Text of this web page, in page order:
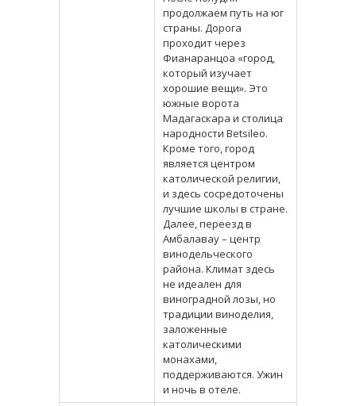
продолжаем путь на юг
страны. Дорога
проходит через
Фианаранцоа «город,
который изучает
хорошие вещи». Это
южные ворота
Мадагаскара и столица
народности Betsileo.
Кроме того, город
является центром
католической религии,
и здесь сосредоточены
лучшие школы в стране.
Далее, переезд в
Амбалавау – центр
винодельческого
района. Климат здесь
не идеален для
виноградной лозы, но
традиции виноделия,
заложенные
католическими
монахами,
поддерживаются. Ужин
и ночь в отеле.